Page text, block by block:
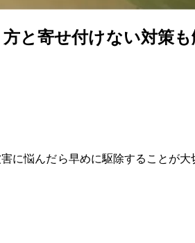
と寄せ付けない対策も
悩んだら早めに駆除することが